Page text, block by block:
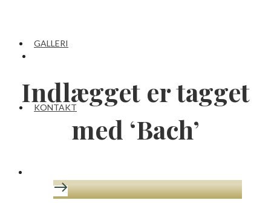
GALLERI
KONTAKT
Indlægget er tagget
med ‘Bach’